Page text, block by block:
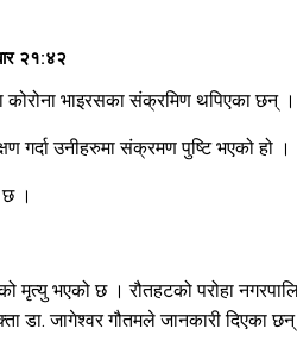
२१:४२
भाइरसका संक्रमिण थपिएका छन् ।
गर्दा उनीहरुमा संक्रमण पुष्टि भएको हो ।
।
भएको छ । रौतहटको परोहा
डा. जागेश्वर गौतमले जानकारी दिएका